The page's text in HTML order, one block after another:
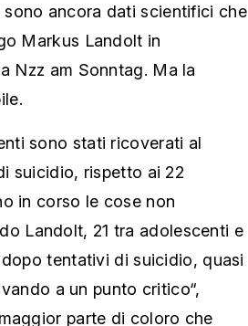
ancora dati scientifici che
Markus Landolt in
Nzz am Sonntag. Ma la
sono stati ricoverati al
suicidio, rispetto ai 22
in corso le cose non
Landolt, 21 tra adolescenti e
tentativi di suicidio, quasi
a un punto critico“,
parte di coloro che